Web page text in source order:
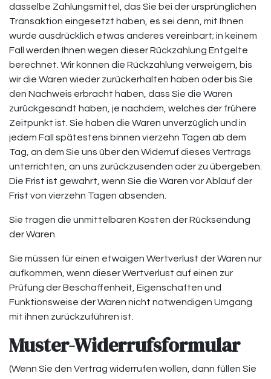
dasselbe Zahlungsmittel, das Sie bei der ursprünglichen
Transaktion eingesetzt haben, es sei denn, mit Ihnen
wurde ausdrücklich etwas anderes vereinbart; in keinem
Fall werden Ihnen wegen dieser Rückzahlung Entgelte
berechnet. Wir können die Rückzahlung verweigern, bis
wir die Waren wieder zurückerhalten haben oder bis Sie
den Nachweis erbracht haben, dass Sie die Waren
zurückgesandt haben, je nachdem, welches der frühere
Zeitpunkt ist. Sie haben die Waren unverzüglich und in
jedem Fall spätestens binnen vierzehn Tagen ab dem
Tag, an dem Sie uns über den Widerruf dieses Vertrags
unterrichten, an uns zurückzusenden oder zu übergeben.
Die Frist ist gewahrt, wenn Sie die Waren vor Ablauf der
Frist von vierzehn Tagen absenden.
Sie tragen die unmittelbaren Kosten der Rücksendung
der Waren.
Sie müssen für einen etwaigen Wertverlust der Waren nur
aufkommen, wenn dieser Wertverlust auf einen zur
Prüfung der Beschaffenheit, Eigenschaften und
Funktionsweise der Waren nicht notwendigen Umgang
mit ihnen zurückzuführen ist.
Muster-Widerrufsformular
(Wenn Sie den Vertrag widerrufen wollen, dann füllen Sie